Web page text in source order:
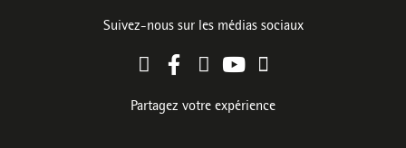
Suivez-nous sur les médias sociaux
Partagez votre expérience